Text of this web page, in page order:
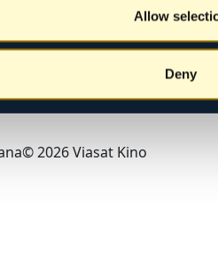
Allow
Deny
2026 Viasat Kino